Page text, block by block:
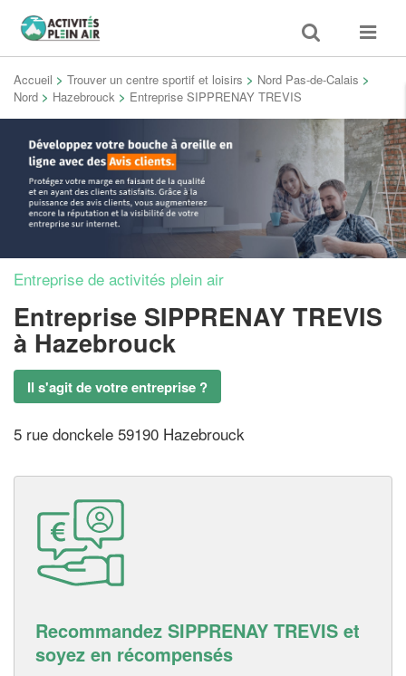
Toggle
search
Toggle
Accueil > Trouver un centre sportif et loisirs > Nord Pas-de-Calais >
Nord > Hazebrouck > Entreprise SIPPRENAY TREVIS
Entreprise de activités plein air
Entreprise SIPPRENAY TREVIS
à Hazebrouck
Il s'agit de votre entreprise ?
5 rue donckele 59190 Hazebrouck
Recommandez SIPPRENAY TREVIS et
soyez en récompensés